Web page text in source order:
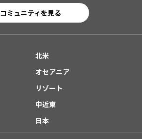
コミュニティを見る
北米
オセアニア
リゾート
中近東
日本